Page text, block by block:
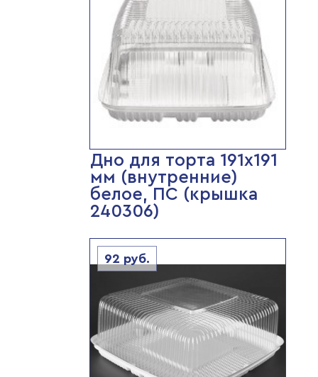
Дно для торта 191х191
мм (внутренние)
белое, ПС (крышка
240306)
92 руб.